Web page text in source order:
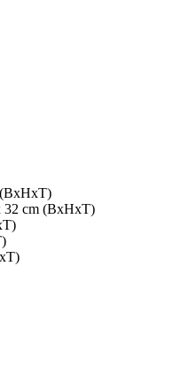
(BxHxT)
32 cm (BxHxT)